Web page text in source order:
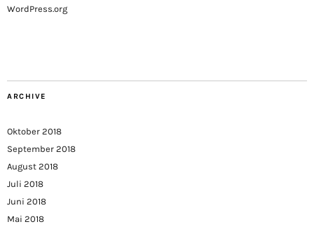
WordPress.org
ARCHIVE
Oktober 2018
September 2018
August 2018
Juli 2018
Juni 2018
Mai 2018